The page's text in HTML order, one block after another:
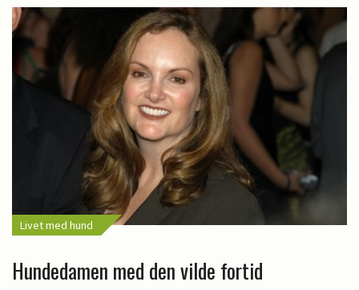
Livet med hund
Hundedamen med den vilde fortid